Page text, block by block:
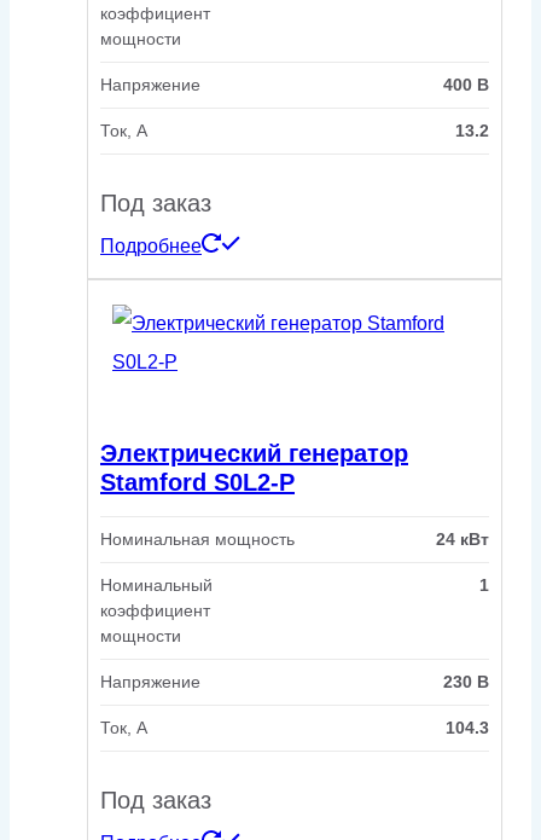
коэффициент
мощности
Напряжение 400 В
Ток, А 13.2
Под заказ
Подробнее
Электрический генератор
Stamford S0L2-P
Номинальная мощность 24 кВт
Номинальный
коэффициент
мощности
1
Напряжение 230 В
Ток, А 104.3
Под заказ